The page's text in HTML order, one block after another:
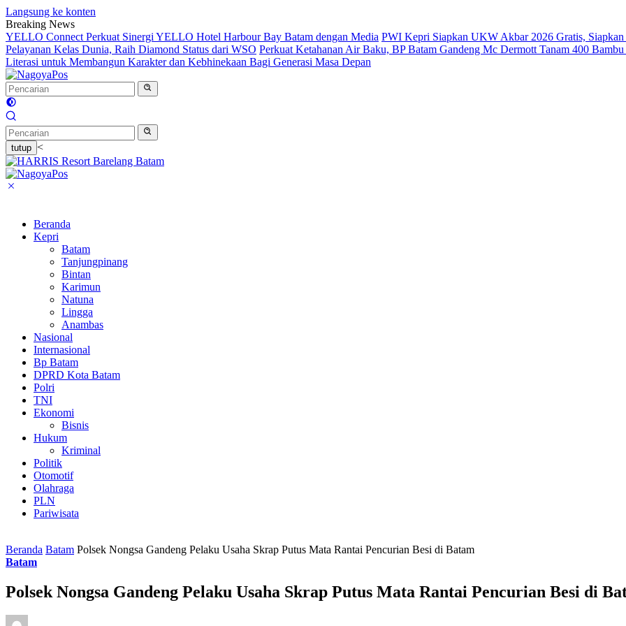
Langsung ke konten
Breaking News
YELLO Connect Perkuat Sinergi YELLO Hotel Harbour Bay Batam dengan Media PWI Kepri Siapkan UKW Akbar 2026 Gratis,
Pelayanan Kelas Dunia, Raih Diamond Status dari WSO Perkuat Ketahanan Air Baku, BP Batam Gandeng Mc Dermott Tanam 400
Literasi untuk Membangun Karakter dan Kebhinekaan Bagi Generasi Masa Depan
tutup <
Beranda
Kepri
Batam
Tanjungpinang
Bintan
Karimun
Natuna
Lingga
Anambas
Nasional
Internasional
Bp Batam
DPRD Kota Batam
Polri
TNI
Ekonomi
Bisnis
Hukum
Kriminal
Politik
Otomotif
Olahraga
PLN
Pariwisata
Beranda Batam Polsek Nongsa Gandeng Pelaku Usaha Skrap Putus Mata Rantai Pencurian Besi di Batam
Batam
Polsek Nongsa Gandeng Pelaku Usaha Skrap Putus Mata Rantai Pencurian Besi di